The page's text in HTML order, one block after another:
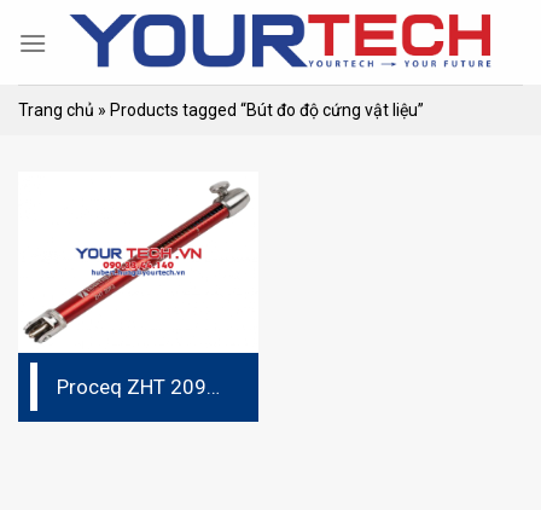
Trang chủ » Products tagged “Bút đo độ cứng vật liệu”
Proceq ZHT 2093